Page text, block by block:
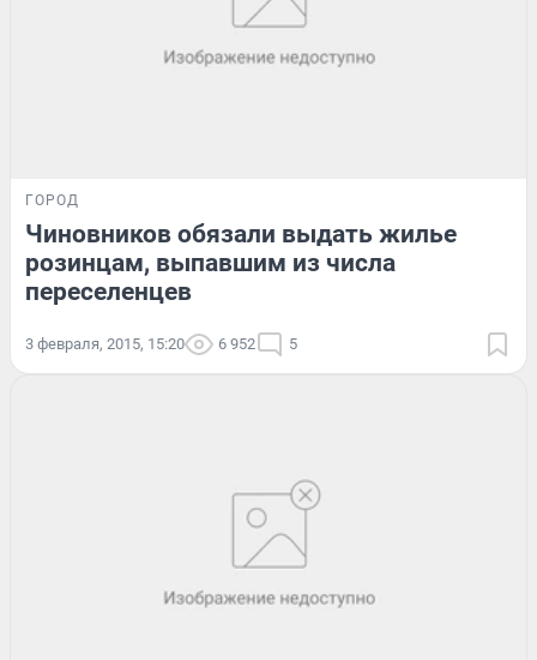
ГОРОД
Чиновников обязали выдать жилье
розинцам, выпавшим из числа
переселенцев
3 февраля, 2015, 15:20 6 952 5